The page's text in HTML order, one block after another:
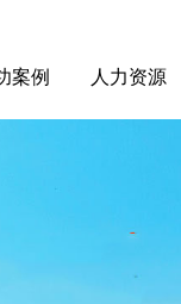
案例 人力资源